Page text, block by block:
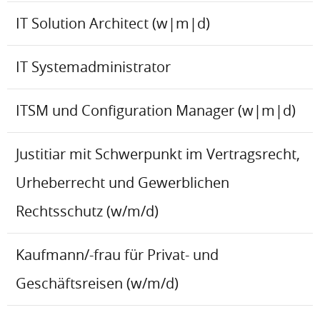
IT Solution Architect (w|m|d)
IT Systemadministrator
ITSM und Configuration Manager (w|m|d)
Justitiar mit Schwerpunkt im Vertragsrecht,
Urheberrecht und Gewerblichen
Rechtsschutz (w/m/d)
Kaufmann/-frau für Privat- und
Geschäftsreisen (w/m/d)